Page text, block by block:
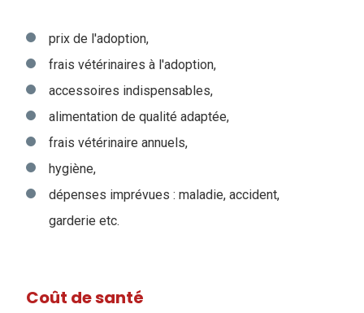
prix de l'adoption,
frais vétérinaires à l'adoption,
accessoires indispensables,
alimentation de qualité adaptée,
frais vétérinaire annuels,
hygiène,
dépenses imprévues : maladie, accident,
garderie etc.
Coût de santé